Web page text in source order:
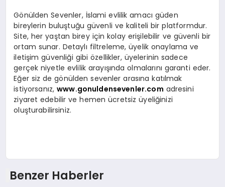
Gönülden Sevenler, İslami evlilik amacı güden
bireylerin buluştuğu güvenli ve kaliteli bir platformdur.
Site, her yaştan birey için kolay erişilebilir ve güvenli bir
ortam sunar. Detaylı filtreleme, üyelik onaylama ve
iletişim güvenliği gibi özellikler, üyelerinin sadece
gerçek niyetle evlilik arayışında olmalarını garanti eder.
Eğer siz de gönülden sevenler arasına katılmak
istiyorsanız,www.gonuldensevenler.com adresini
ziyaret edebilir ve hemen ücretsiz üyeliğinizi
oluşturabilirsiniz.
Benzer Haberler